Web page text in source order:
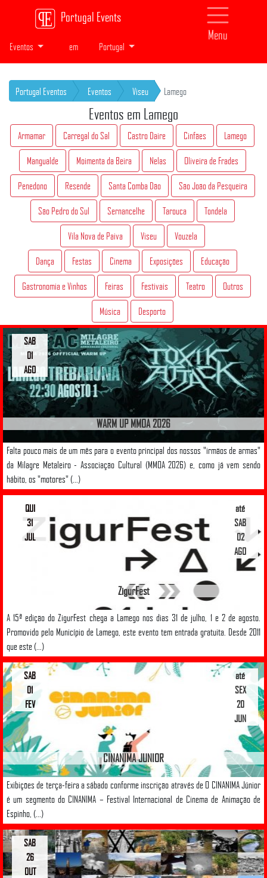
Portugal Events
Menu
Eventos em Portugal
Portugal Eventos Eventos Viseu Lamego
Eventos em Lamego
Armamar Carregal do Sal Castro Daire Cinfães Lamego
Mangualde Moimenta da Beira Nelas Oliveira de Frades
Penedono Resende Santa Comba Dão São João da Pesqueira
São Pedro do Sul Sernancelhe Tarouca Tondela
Vila Nova de Paiva Viseu Vouzela
Dança Festas Cinema Exposições Educação
Gastronomia e Vinhos Feiras Festivais Teatro Outros
Música Desporto
WARM UP MMOA 2026
Falta pouco mais de um mês para o evento principal dos nossos "irmãos de armas"
da Milagre Metaleiro - Associação Cultural (MMOA 2026) e, como já vem sendo
hábito, os "motores" (...)
SAB
01
AGO
ZigurFest
A 15ª edição do ZigurFest chega a Lamego nos dias 31 de julho, 1 e 2 de agosto.
Promovido pelo Município de Lamego, este evento tem entrada gratuita. Desde 2011
que este (...)
até
SAB
02
AGO
QUI
31
JUL
CINANIMA JUNIOR
Exibições de terça-feira a sábado conforme inscrição através de O CINANIMA Júnior
é um segmento do CINANIMA – Festival Internacional de Cinema de Animação de
Espinho, (...)
até
SEX
20
JUN
SAB
01
FEV
SAB
26
OUT